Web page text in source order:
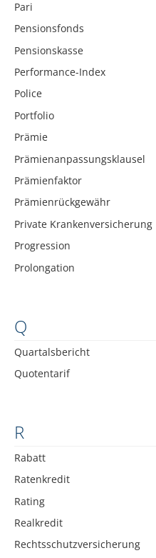
Pari
Pensionsfonds
Pensionskasse
Performance-Index
Police
Portfolio
Prämie
Prämienanpassungsklausel
Prämienfaktor
Prämienrückgewähr
Private Krankenversicherung
Progression
Prolongation
Q
Quartalsbericht
Quotentarif
R
Rabatt
Ratenkredit
Rating
Realkredit
Rechtsschutzversicherung